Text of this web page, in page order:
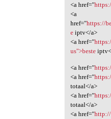
<a href="
<a
href="https://
eiptv</a>
<a href="
us">beste
<a href="
<a href="
totaal</a>
<a href="
totaal</a>
<a href="